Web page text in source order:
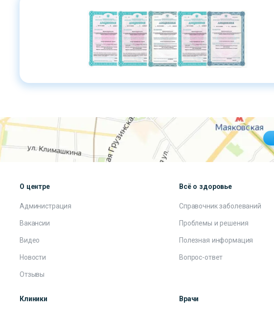
О центре
Администрация
Вакансии
Видео
Новости
Отзывы
Всё о здоровье
Справочник заболеваний
Проблемы и решения
Полезная информация
Вопрос-ответ
Клиники Врачи